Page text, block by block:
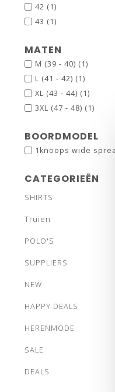
42 (1)
43 (1)
MATEN
M (39 - 40) (1)
L (41 - 42) (1)
XL (43 - 44) (1)
3XL (47 - 48) (1)
BOORDMODEL
1knoops wide
CATEGORIEËN
SHIRTS
Truien
POLO'S
SUPPLIERS
NEW
HAPPY DEALS
HERENMODE
SALE
DEALS